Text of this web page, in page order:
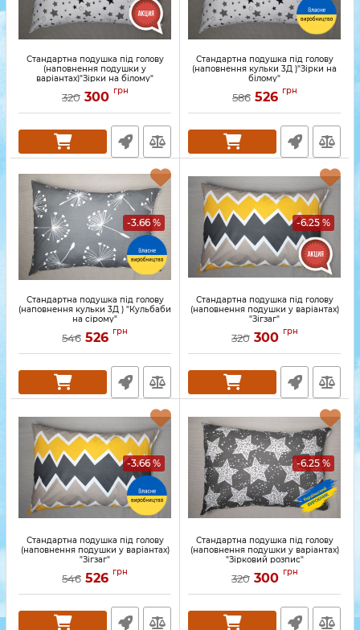
Стандартна подушка під голову
(наповнення подушки у
варіантах)"Зірки на білому"
320 300 грн
Стандартна подушка під голову
(наповнення кульки 3Д )"Зірки на
білому"
586 526 грн
-3.66 %
Стандартна подушка під голову
(наповнення кульки 3Д ) "Кульбаби
на сірому"
546 526 грн
-6.25 %
Стандартна подушка під голову
(наповнення подушки у варіантах)
"Зігзаг"
320 300 грн
-3.66 %
Стандартна подушка під голову
(наповнення подушки у варіантах)
"Зігзаг"
546 526 грн
-6.25 %
Стандартна подушка під голову
(наповнення подушки у варіантах)
"Зірковий розпис"
320 300 грн